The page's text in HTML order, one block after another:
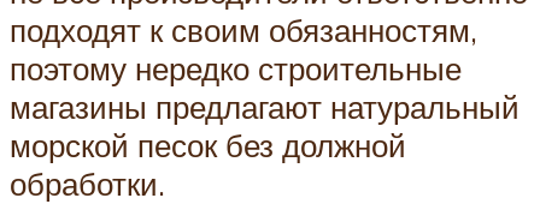
подходят к своим обязанностям,
поэтому нередко строительные
магазины предлагают натуральный
морской песок без должной
обработки.